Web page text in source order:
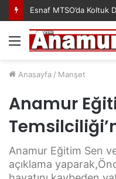
Esnaf MTSO’da Koltuk
Menü
Anasayfa / Manşet
Anamur
Anamur Eğitim Sen ve
açıklama